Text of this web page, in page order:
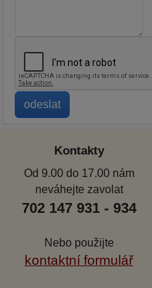
Kontakty
Od 9.00 do 17.00 nám
neváhejte zavolat
702 147 931 - 934
Nebo použijte
kontaktní formulář